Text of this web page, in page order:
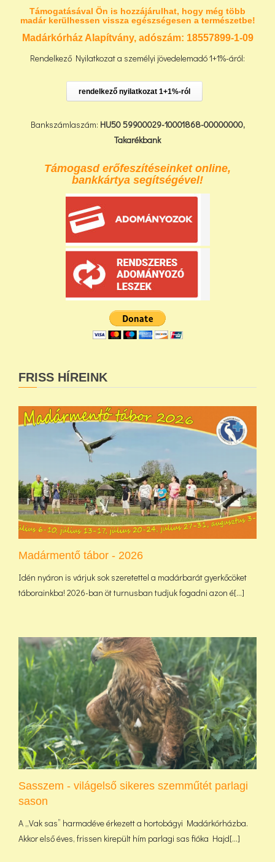
Támogatásával Ön is hozzájárulhat, hogy még több
madár kerülhessen vissza egészségesen a természetbe!
Madárkórház Alapítvány, adószám: 18557899-1-09
Rendelkező Nyilatkozat a személyi jövedelemadó 1+1%-áról:
rendelkező nyilatkozat 1+1%-ról
Bankszámlaszám: HU50 59900029-10001868-00000000,
Takarékbank
Támogasd erőfeszítéseinket online,
bankkártya segítségével!
FRISS HÍREINK
Madármentő tábor - 2026
Idén nyáron is várjuk sok szeretettel a madárbarát gyerkőcöket
táborainkba! 2026-ban öt turnusban tudjuk fogadni azon é[...]
Sasszem - világelső sikeres szemműtét parlagi
sason
A „Vak sas” harmadéve érkezett a hortobágyi Madárkórházba.
Akkor első éves, frissen kirepült hím parlagi sas fióka Hajd[...]